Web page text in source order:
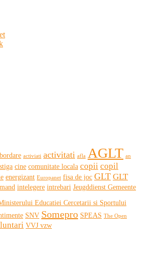
activiati activitati afla AGLT an
cine comunitate locala copii copil
energizant Europanet fisa de joc GLT GLT
intelegere intrebari Jeugddienst Gemeente
Educatiei Cercetarii si Sportului
SNV Somepro SPEAS The Open
VVJ vzw